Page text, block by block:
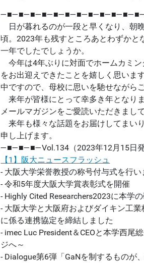
日が暮れるのが一段と早くなり、朝
頃。2023年も残すところあとわずか
一年でしたでしょうか。
今年は4年ぶりに対面でホームカミ
をお出迎えできたことを嬉しく思いま
中ですので、母校に思いを馳せながら
来年が皆様にとって幸多き年となり
メールマガジンをご愛読いただきまし
来年も様々な話題をお届けしてまい
申し上げます。
―■―■―■―Vol.134（2023年12月15日
【1】阪大ニュースフラッシュ
- 大阪大学栄誉教授の称号付与式を行い
- 令和5年度大阪大学賞表彰式を開催
- Highly Cited Researchers2023に本学
- 大阪大学と大阪府およびダイキン工
に係る連携協定を締結しました
- imec Luc President＆CEOと本学西尾
ジへ～
- Dialogue第6弾「GaNを制するものが